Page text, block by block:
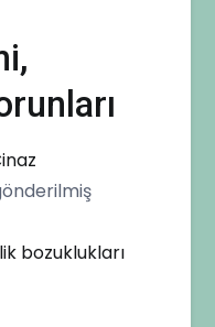
bozuklukları